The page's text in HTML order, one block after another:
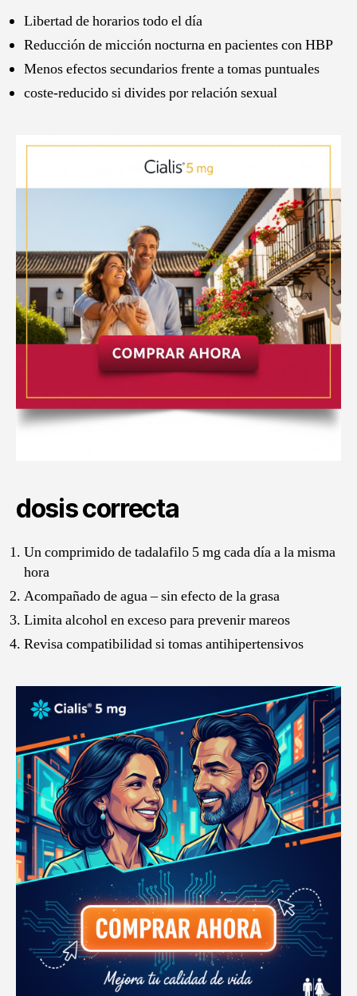
Libertad de horarios todo el día
Reducción de micción nocturna en pacientes con HBP
Menos efectos secundarios frente a tomas puntuales
coste-reducido si divides por relación sexual
dosis correcta
Un comprimido de tadalafilo 5 mg cada día a la misma
hora
Acompañado de agua – sin efecto de la grasa
Limita alcohol en exceso para prevenir mareos
Revisa compatibilidad si tomas antihipertensivos